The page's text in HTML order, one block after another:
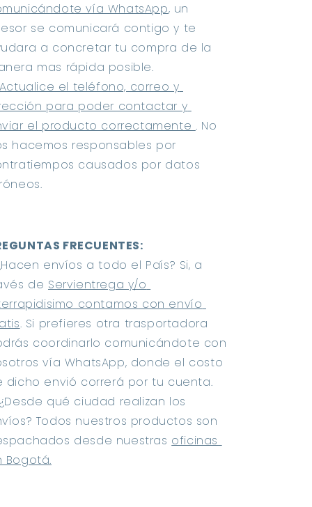
vía WhatsApp, un
se comunicará contigo y te
a concretar tu compra de la
mas rápida posible.
Actualice el teléfono, correo y
para poder contactar y
el producto correctamente . No
hacemos responsables por
causados por datos
FRECUENTES:
envíos a todo el País? Si, a
de Servientrega y/o
contamos con envío
. Si prefieres otra trasportadora
coordinarlo comunicándote con
vía WhatsApp, donde el costo
dicho envió correrá por tu cuenta.
qué ciudad realizan los
Todos nuestros productos son
desde nuestras oficinas
Bogotá.